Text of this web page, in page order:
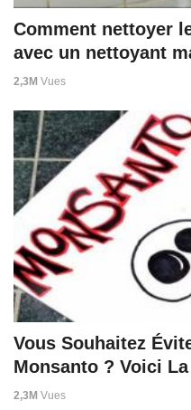
Comment nettoyer
avec un nettoyant
2,3M Vues
Vous Souhaitez
Monsanto ? Voici
2,3M Vues